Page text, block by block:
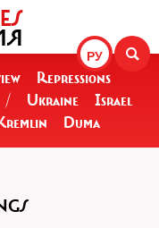
РУ
Repressions
/ Ukraine
Israel
Duma